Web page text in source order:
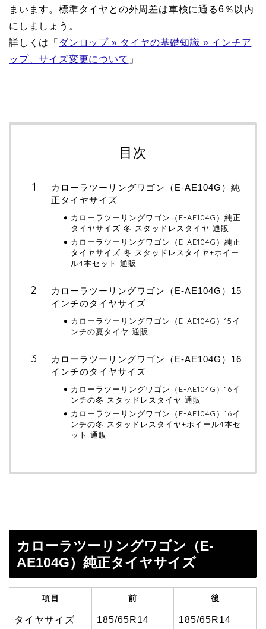
まいます。標準タイヤとの外周差は車検に通る6％以内
にしましょう。
詳しくは「 ダンロップ » タイヤの基礎知識 » インチア
ップ、サイズ変更について 」
目次
カローラツーリングワゴン（E-AE104G）純
正タイヤサイズ
カローラツーリングワゴン（E-AE104G）純正
タイヤサイズ 冬 スタッドレスタイヤ 通販
カローラツーリングワゴン（E-AE104G）純正
タイヤサイズ 冬 スタッドレスタイヤ+ホイー
ル4本セット 通販
カローラツーリングワゴン（E-AE104G）15
インチのタイヤサイズ
カローラツーリングワゴン（E-AE104G）15イ
ンチの夏タイヤ 通販
カローラツーリングワゴン（E-AE104G）16
インチのタイヤサイズ
カローラツーリングワゴン（E-AE104G）16イ
ンチの冬 スタッドレスタイヤ 通販
カローラツーリングワゴン（E-AE104G）16イ
ンチの冬 スタッドレスタイヤ+ホイール4本セ
ット 通販
カローラツーリングワゴン（E-
AE104G）純正タイヤサイズ
項目 前 後
タイヤサイズ 185/65R14 185/65R14